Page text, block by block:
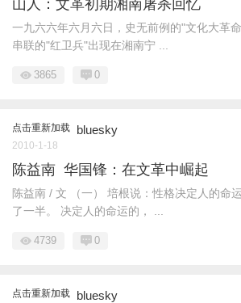
山人：文革初期湘南屠杀回忆
一九六六年六月六日，史无前例的"文化大革
串联的"红卫兵"出现在湘南宁 ...
3865 0
点击重新加载 bluesky
2010-1-18
陈益南 华国锋：在文革中崛起
陈益南 / 文 （一） 培根说：性格决定人的命
了一半。 决定人的命运的， ...
4739 0
点击重新加载 bluesky